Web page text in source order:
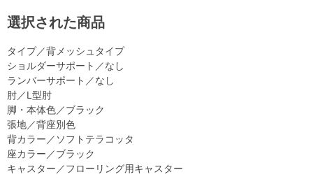
選択された商品
タイプ／背メッシュタイプ
ショルダーサポート／なし
ランバーサポート／なし
肘／L型肘
脚・本体色／ブラック
張地／背座別色
背カラー／ソフトテラコッタ
座カラー／ブラック
キャスター／フローリング用キャスター